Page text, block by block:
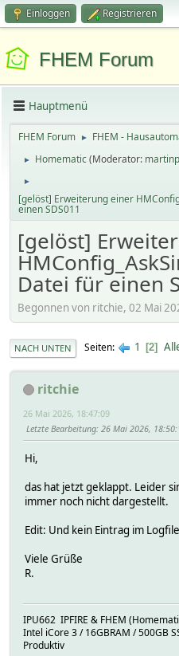
Einloggen Registrieren
FHEM Forum
Hauptmenü
FHEM Forum ► FHEM -
► Homematic(Moderator:
►
[gelöst] Erweiterung einer
einen SDS011
[gelöst]
Datei für einen
Begonnen von ritchie, 02 Mai
NACH UNTEN Seiten 1 2
ritchie
26 Mai 2026, 18:47:09
Letzte Bearbeitung: 26 Mai 2026,
Hi,
das hat jetzt geklappt. Leider
immer noch nicht dargestellt.
Edit: Und kein Eintrag im
Viele Grüße
R.
IPU662 IPFIRE & FHEM
Intel iCore 3 / 16GBRAM / 500GB
Produktiv